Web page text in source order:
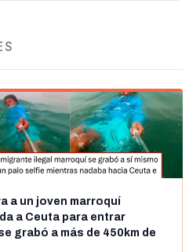
a un joven marroquí
a Ceuta para entrar
grabó a más de 450km de